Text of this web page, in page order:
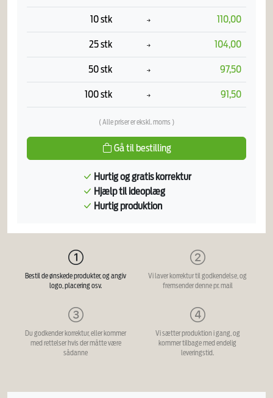
10 stk 110,00
25 stk 104,00
50 stk 97,50
100 stk 91,50
( Alle priser er ekskl. moms )
Gå til bestilling
Hurtig og gratis korrektur
Hjælp til ideoplæg
Hurtig produktion
Bestil de ønskede produkter, og angiv
logo, placering osv.
Vi laver korrektur til godkendelse, og
fremsender denne pr. mail
Du godkender korrektur, eller kommer
med rettelser hvis der måtte være
sådanne
Vi sætter produktion i gang, og
kommer tilbage med endelig
leveringstid.